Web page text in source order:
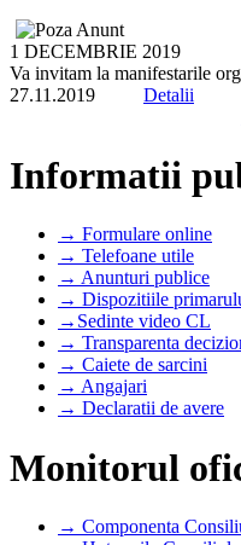
1 DECEMBRIE 2019
Va invitam la manifestarile
27.11.2019 Detalii
Informatii
→ Formulare online
→ Telefoane utile
→ Anunturi publice
→ Dispozitiile
→Sedinte video CL
→ Transparenta
→ Caiete de sarcini
→ Angajari
→ Declaratii de avere
Monitorul
→ Componenta